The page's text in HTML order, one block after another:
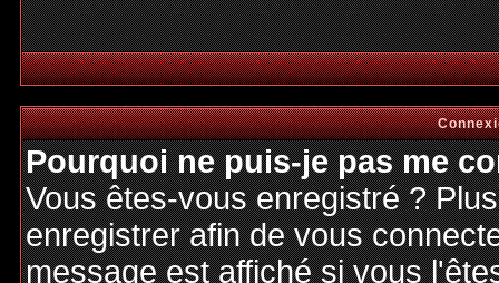
Pourquoi ne puis-je pas me
Vous êtes-vous enregistré ?
enregistrer afin de vous
message est affiché si vous